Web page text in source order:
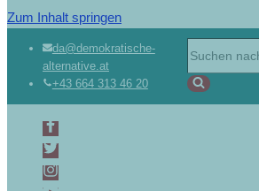
Zum Inhalt springen
da@demokratische-
alternative.at
+43 664 313 46 20